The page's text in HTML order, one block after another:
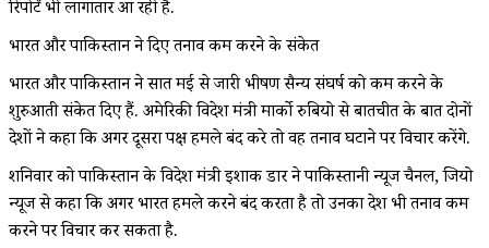
रिपोर्टें भी लागातार आ रही हैं.
भारत और पाकिस्तान ने दिए तनाव कम करने के संकेत
भारत और पाकिस्तान ने सात मई से जारी भीषण सैन्य संघर्ष को कम करने के
शुरुआती संकेत दिए हैं. अमेरिकी विदेश मंत्री मार्को रुबियो से बातचीत के बात दोनों
देशों ने कहा कि अगर दूसरा पक्ष हमले बंद करे तो वह तनाव घटाने पर विचार करेंगे.
शनिवार को पाकिस्तान के विदेश मंत्री इशाक डार ने पाकिस्तानी न्यूज चैनल, जियो
न्यूज से कहा कि अगर भारत हमले करने बंद करता है तो उनका देश भी तनाव कम
करने पर विचार कर सकता है.